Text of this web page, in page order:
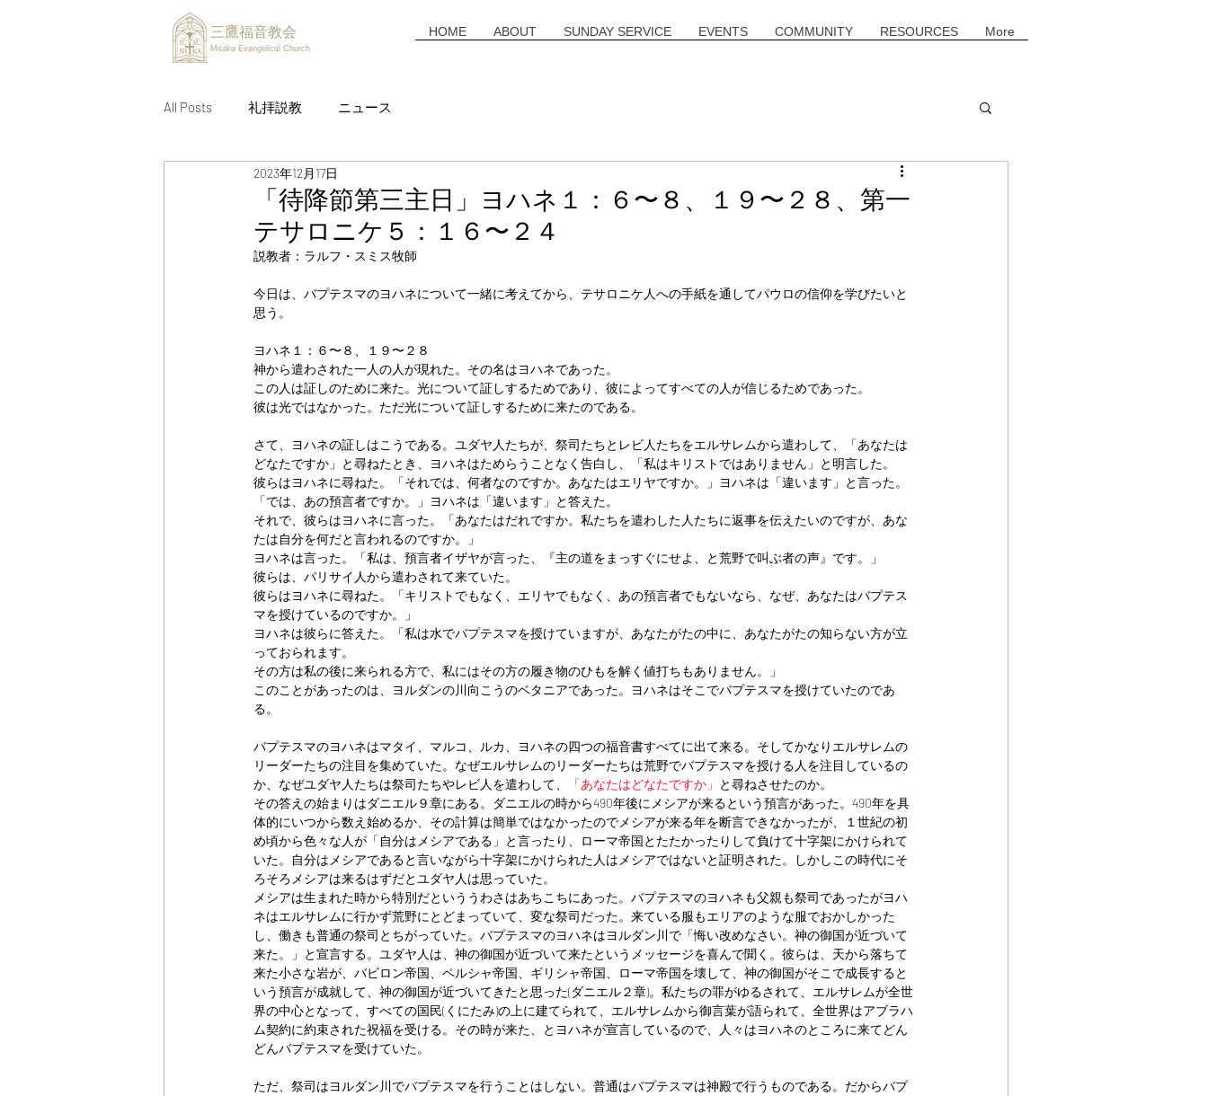
HOME ABOUT SUNDAY SERVICE EVENTS COMMUNITY RESOURCES More
Mitaka Evangelical Church
三鷹福音教会
All Posts 礼拝説教 ニュース
「待降節第三主日」ヨハネ１：６〜８、１９〜２８、第一
テサロニケ５：１６〜２４
2023年12月17日
説教者：ラルフ・スミス牧師
今日は、バプテスマのヨハネについて一緒に考えてから、テサロニケ人への手紙を通してパウロの信仰を学びたいと
思う。
ヨハネ１：６〜８、１９〜２８
神から遣わされた一人の人が現れた。その名はヨハネであった。
この人は証しのために来た。光について証しするためであり、彼によってすべての人が信じるためであった。
彼は光ではなかった。ただ光について証しするために来たのである。
さて、ヨハネの証しはこうである。ユダヤ人たちが、祭司たちとレビ人たちをエルサレムから遣わして、「あなたは
どなたですか」と尋ねたとき、ヨハネはためらうことなく告白し、「私はキリストではありません」と明言した。
彼らはヨハネに尋ねた。「それでは、何者なのですか。あなたはエリヤですか。」ヨハネは「違います」と言った。
「では、あの預言者ですか。」ヨハネは「違います」と答えた。
それで、彼らはヨハネに言った。「あなたはだれですか。私たちを遣わした人たちに返事を伝えたいのですが、あな
たは自分を何だと言われるのですか。」
ヨハネは言った。「私は、預言者イザヤが言った、『主の道をまっすぐにせよ、と荒野で叫ぶ者の声』です。」
彼らは、パリサイ人から遣わされて来ていた。
彼らはヨハネに尋ねた。「キリストでもなく、エリヤでもなく、あの預言者でもないなら、なぜ、あなたはバプテス
マを授けているのですか。」
ヨハネは彼らに答えた。「私は水でバプテスマを授けていますが、あなたがたの中に、あなたがたの知らない方が立
っておられます。
その方は私の後に来られる方で、私にはその方の履き物のひもを解く値打ちもありません。」
このことがあったのは、ヨルダンの川向こうのベタニアであった。ヨハネはそこでバプテスマを授けていたのであ
る。
バプテスマのヨハネはマタイ、マルコ、ルカ、ヨハネの四つの福音書すべてに出て来る。そしてかなりエルサレムの
リーダーたちの注目を集めていた。なぜエルサレムのリーダーたちは荒野でバプテスマを授ける人を注目しているの
か、なぜユダヤ人たちは祭司たちやレビ人を遣わして、
「あなたはどなたですか」 と尋ねさせたのか。
その答えの始まりはダニエル９章にある。ダニエルの時から490年後にメシアが来るという預言があった。490年を具
体的にいつから数え始めるか、その計算は簡単ではなかったのでメシアが来る年を断言できなかったが、１世紀の初
め頃から色々な人が「自分はメシアである」と言ったり、ローマ帝国とたたかったりして負けて十字架にかけられて
いた。自分はメシアであると言いながら十字架にかけられた人はメシアではないと証明された。しかしこの時代にそ
ろそろメシアは来るはずだとユダヤ人は思っていた。
メシアは生まれた時から特別だといううわさはあちこちにあった。バプテスマのヨハネも父親も祭司であったがヨハ
ネはエルサレムに行かず荒野にとどまっていて、変な祭司だった。来ている服もエリアのような服でおかしかった
し、働きも普通の祭司とちがっていた。バプテスマのヨハネはヨルダン川で「悔い改めなさい。神の御国が近づいて
来た。」と宣言する。ユダヤ人は、神の御国が近づいて来たというメッセージを喜んで聞く。彼らは、天から落ちて
来た小さな岩が、バビロン帝国、ペルシャ帝国、ギリシャ帝国、ローマ帝国を壊して、神の御国がそこで成長すると
いう預言が成就して、神の御国が近づいてきたと思った(ダニエル２章)。私たちの罪がゆるされて、エルサレムが全世
界の中心となって、すべての国民(くにたみ)の上に建てられて、エルサレムから御言葉が語られて、全世界はアブラハ
ム契約に約束された祝福を受ける。その時が来た、とヨハネが宣言しているので、人々はヨハネのところに来てどん
どんバプテスマを受けていた。
ただ、祭司はヨルダン川でバプテスマを行うことはしない。普通はバプテスマは神殿で行うものである。だからバプ